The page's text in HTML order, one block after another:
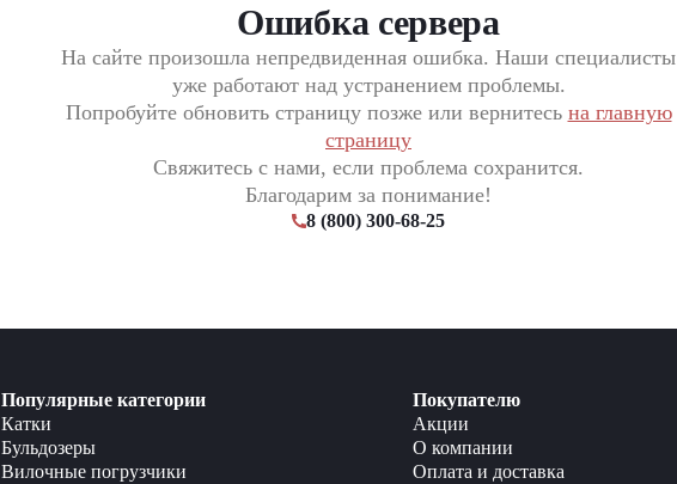
Ошибка сервера
На сайте произошла непредвиденная ошибка. Наши специалисты
уже работают над устранением проблемы.
Попробуйте обновить страницу позже или вернитесь на главную
страницу
Свяжитесь с нами, если проблема сохранится.
Благодарим за понимание!
8 (800) 300-68-25
Популярные категории
Катки
Бульдозеры
Вилочные погрузчики
Покупателю
Акции
О компании
Оплата и доставка